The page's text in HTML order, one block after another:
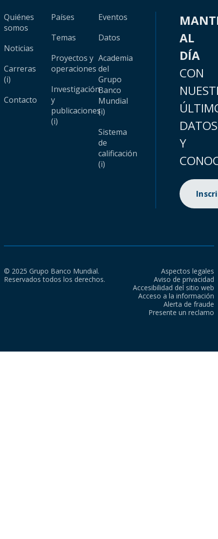
Quiénes
somos
Noticias
Carreras
(i)
Contacto
Países
Temas
Proyectos y
operaciones
Investigación
y
publicaciones
(i)
Eventos
Datos
Academia
del
Grupo
Banco
Mundial
(i)
Sistema
de
calificación
(i)
AL
DÍA
CON
DATOS
Y
© 2025 Grupo Banco Mundial.
Reservados todos los derechos.
Aspectos legales
Aviso de privacidad
Accesibilidad del sitio web
Acceso a la información
Alerta de fraude
Presente un reclamo